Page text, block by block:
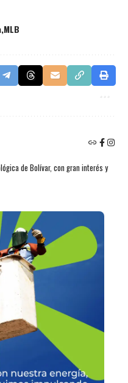
MLB
de Bolívar, con gran interés y